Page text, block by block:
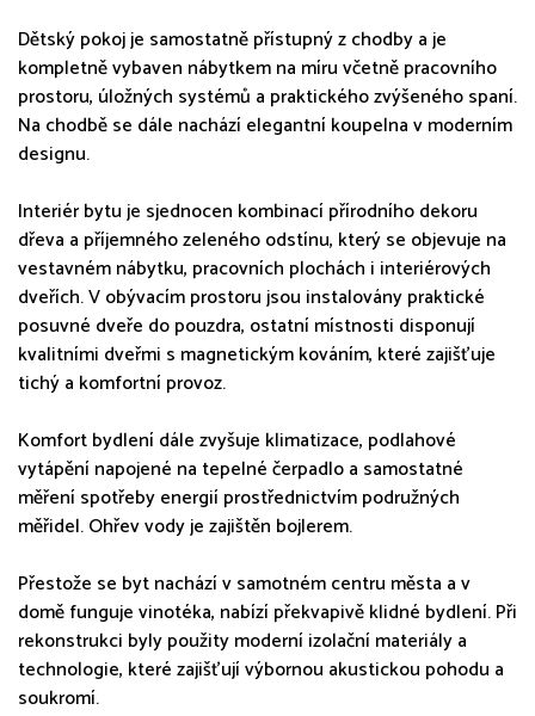
Dětský pokoj je samostatně přístupný z chodby a je
kompletně vybaven nábytkem na míru včetně pracovního
prostoru, úložných systémů a praktického zvýšeného spaní.
Na chodbě se dále nachází elegantní koupelna v moderním
designu.
Interiér bytu je sjednocen kombinací přírodního dekoru
dřeva a příjemného zeleného odstínu, který se objevuje na
vestavném nábytku, pracovních plochách i interiérových
dveřích. V obývacím prostoru jsou instalovány praktické
posuvné dveře do pouzdra, ostatní místnosti disponují
kvalitními dveřmi s magnetickým kováním, které zajišťuje
tichý a komfortní provoz.
Komfort bydlení dále zvyšuje klimatizace, podlahové
vytápění napojené na tepelné čerpadlo a samostatné
měření spotřeby energií prostřednictvím podružných
měřidel. Ohřev vody je zajištěn bojlerem.
Přestože se byt nachází v samotném centru města a v
domě funguje vinotéka, nabízí překvapivě klidné bydlení. Při
rekonstrukci byly použity moderní izolační materiály a
technologie, které zajišťují výbornou akustickou pohodu a
soukromí.